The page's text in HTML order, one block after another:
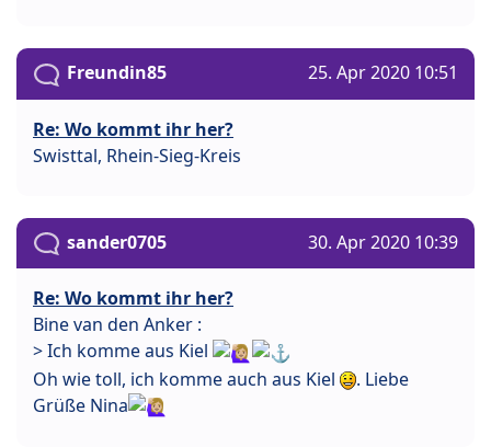
Freundin85 25. Apr 2020 10:51
Re: Wo kommt ihr her?
Swisttal, Rhein-Sieg-Kreis
sander0705 30. Apr 2020 10:39
Re: Wo kommt ihr her?
Bine van den Anker :
> Ich komme aus Kiel
Oh wie toll, ich komme auch aus Kiel
. Liebe
Grüße Nina